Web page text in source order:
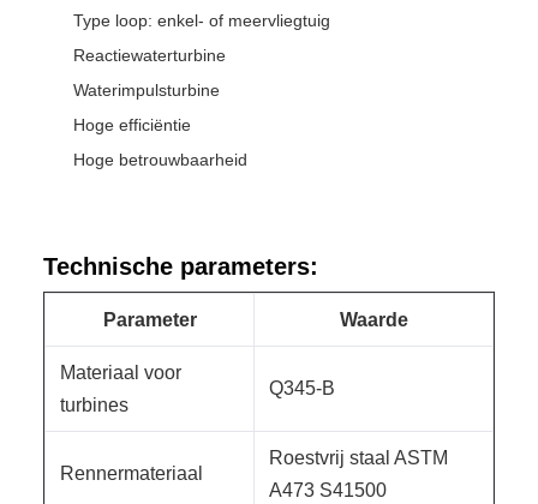
Type loop: enkel- of meervliegtuig
Reactiewaterturbine
Waterimpulsturbine
Hoge efficiëntie
Hoge betrouwbaarheid
Technische parameters:
Parameter Waarde
Materiaal voor
turbines
Q345-B
Rennermateriaal
Roestvrij staal ASTM
A473 S41500